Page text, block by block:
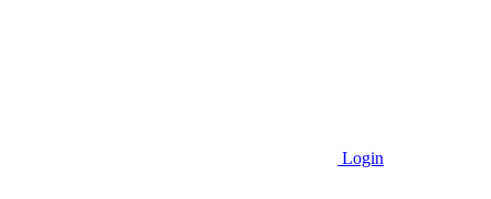
Login